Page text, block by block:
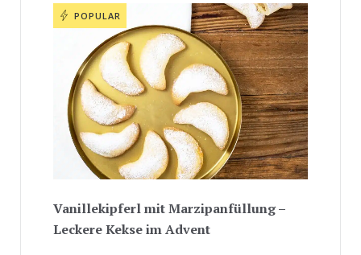
POPULAR
Vanillekipferl mit Marzipanfüllung –
Leckere Kekse im Advent